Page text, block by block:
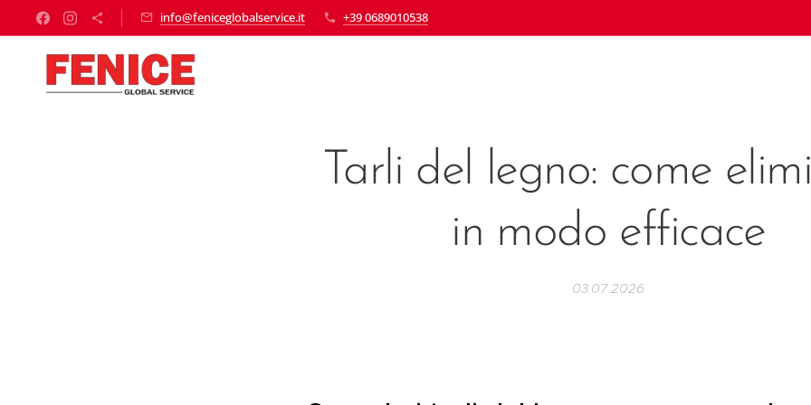
info@feniceglobalservice.it +39 0689010538
Tarli del legno: come
in modo efficace
03.07.2026